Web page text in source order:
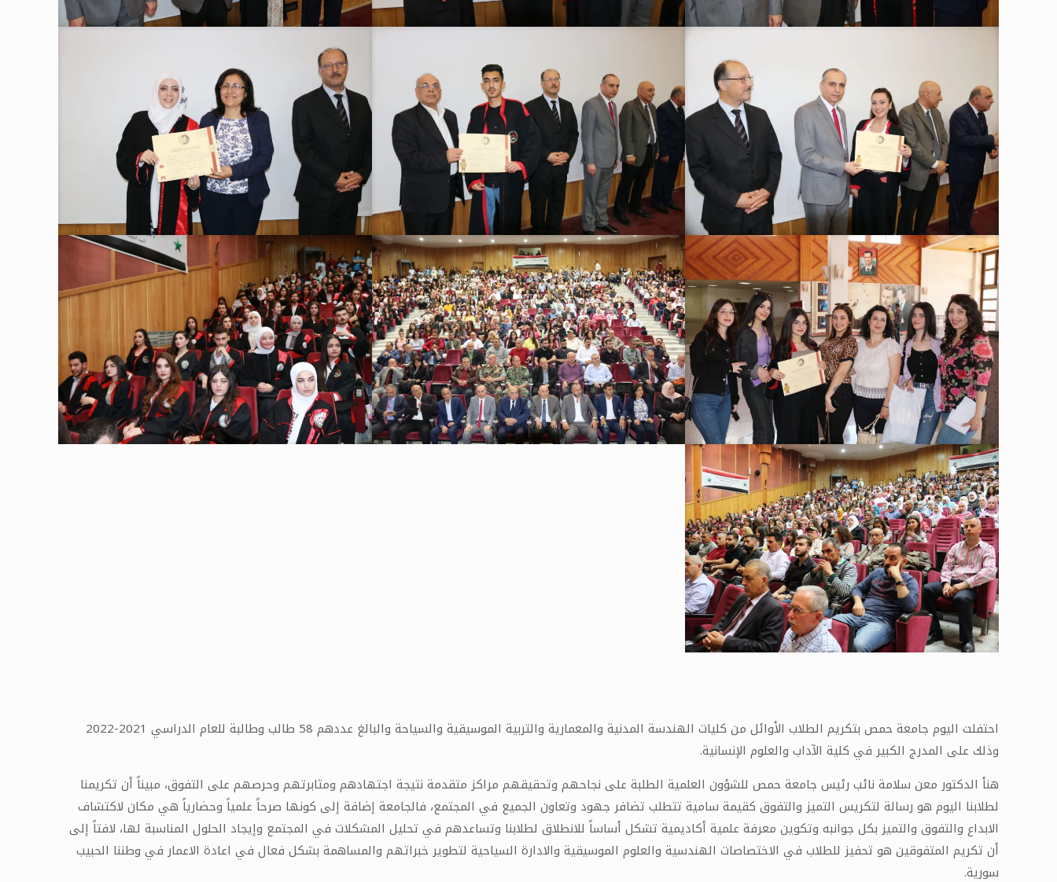
احتفلت اليوم جامعة حمص بتكريم الطلاب الأوائل من كليات الهندسة المدنية والمعمارية والتربية الموسيقية والسياحة والبالغ عددهم 58 طالب وطالبة للعام الدراسي 2021-2022
وذلك على المدرج الكبير في كلية الآداب والعلوم الإنسانية.
هنأ الدكتور معن سلامة نائب رئيس جامعة حمص للشؤون العلمية الطلبة على نجاحهم وتحقيقهم مراكز متقدمة نتيجة اجتهادهم ومثابرتهم وحرصهم على التفوق، مبيناً أن تكريمنا
لطلابنا اليوم هو رسالة لتكريس التميز والتفوق كقيمة سامية تتطلب تضافر جهود وتعاون الجميع في المجتمع، فالجامعة إضافة إلى كونها صرحاً علمياً وحضارياً هي مكان لاكتشاف
الابداع والتفوق والتميز بكل جوانبه وتكوين معرفة علمية أكاديمية تشكل أساساً للانطلاق لطلابنا وتساعدهم في تحليل المشكلات في المجتمع وإيجاد الحلول المناسبة لها، لافتاً إلى
أن تكريم المتفوقين هو تحفيز للطلاب في الاختصاصات الهندسية والعلوم الموسيقية والادارة السياحية لتطوير خبراتهم والمساهمة بشكل فعال في اعادة الاعمار في وطننا الحبيب
سورية.